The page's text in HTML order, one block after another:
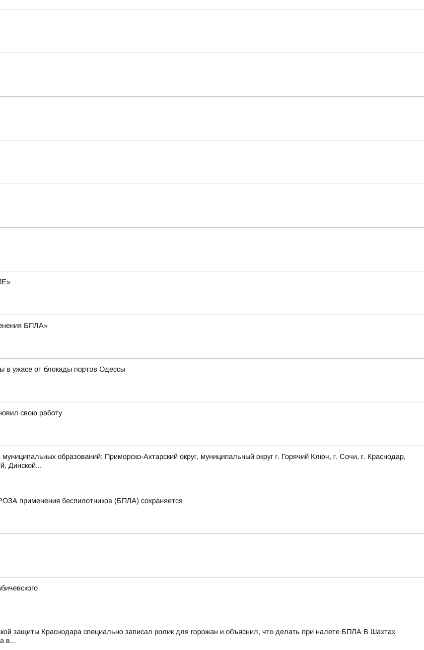
БПЛА»
в ужасе от блокады портов Одессы
свою работу
образований: Приморско-Ахтарский округ, муниципальный округ г. Горячий Ключ, г. Сочи, г. Краснодар,
Динской...
применения беспилотников (БПЛА) сохраняется
защиты Краснодара специально записал ролик для горожан и объяснил, что делать при налете БПЛА В Шахтах
в...